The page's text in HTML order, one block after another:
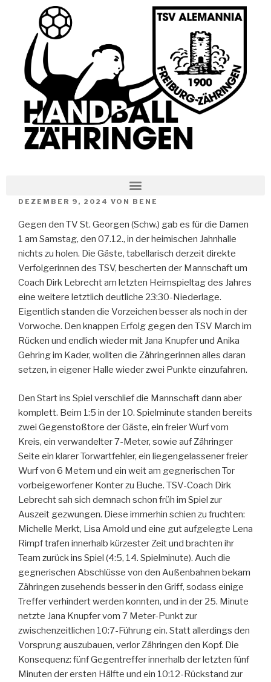
DEZEMBER 9, 2024 VON BENE
Gegen den TV St. Georgen (Schw.) gab es für die Damen
1 am Samstag, den 07.12., in der heimischen Jahnhalle
nichts zu holen. Die Gäste, tabellarisch derzeit direkte
Verfolgerinnen des TSV, bescherten der Mannschaft um
Coach Dirk Lebrecht am letzten Heimspieltag des Jahres
eine weitere letztlich deutliche 23:30-Niederlage.
Eigentlich standen die Vorzeichen besser als noch in der
Vorwoche. Den knappen Erfolg gegen den TSV March im
Rücken und endlich wieder mit Jana Knupfer und Anika
Gehring im Kader, wollten die Zähringerinnen alles daran
setzen, in eigener Halle wieder zwei Punkte einzufahren.
Den Start ins Spiel verschlief die Mannschaft dann aber
komplett. Beim 1:5 in der 10. Spielminute standen bereits
zwei Gegenstoßtore der Gäste, ein freier Wurf vom
Kreis, ein verwandelter 7-Meter, sowie auf Zähringer
Seite ein klarer Torwartfehler, ein liegengelassener freier
Wurf von 6 Metern und ein weit am gegnerischen Tor
vorbeigeworfener Konter zu Buche. TSV-Coach Dirk
Lebrecht sah sich demnach schon früh im Spiel zur
Auszeit gezwungen. Diese immerhin schien zu fruchten:
Michelle Merkt, Lisa Arnold und eine gut aufgelegte Lena
Rimpf trafen innerhalb kürzester Zeit und brachten ihr
Team zurück ins Spiel (4:5, 14. Spielminute). Auch die
gegnerischen Abschlüsse von den Außenbahnen bekam
Zähringen zusehends besser in den Griff, sodass einige
Treffer verhindert werden konnten, und in der 25. Minute
netzte Jana Knupfer vom 7 Meter-Punkt zur
zwischenzeitlichen 10:7-Führung ein. Statt allerdings den
Vorsprung auszubauen, verlor Zähringen den Kopf. Die
Konsequenz: fünf Gegentreffer innerhalb der letzten fünf
Minuten der ersten Hälfte und ein 10:12-Rückstand zur